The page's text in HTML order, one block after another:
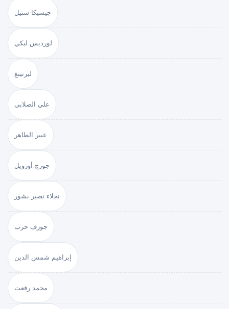
جيسيكا ستيل
لورديس لبكي
ليرنينغ
علي الصلابي
عبير الطاهر
جورج أورويل
نجلاء نصير بشور
جوزف حرب
إبراهيم شمس الدين
محمد رفعت